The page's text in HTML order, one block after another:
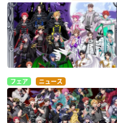
フェア ニュース